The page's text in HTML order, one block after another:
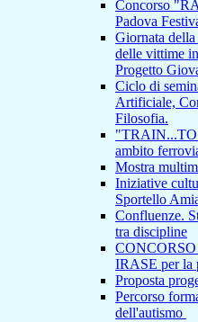
Concorso
Padova
Giornata
delle vittime
Progetto
Ciclo di
Artificiale,
Filosofia.
"TRAIN...TO
ambito
Mostra
Iniziative
Sportello
Confluenze.
tra discipline
IRASE per la
Proposta
Percorso
dell'autismo